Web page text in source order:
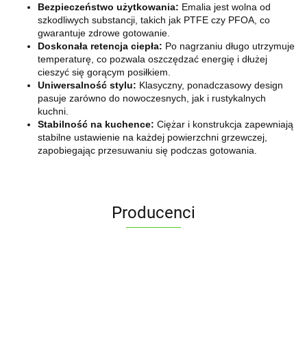
Bezpieczeństwo użytkowania: Emalia jest wolna od
szkodliwych substancji, takich jak PTFE czy PFOA, co
gwarantuje zdrowe gotowanie.
Doskonała retencja ciepła: Po nagrzaniu długo utrzymuje
temperaturę, co pozwala oszczędzać energię i dłużej
cieszyć się gorącym posiłkiem.
Uniwersalność stylu: Klasyczny, ponadczasowy design
pasuje zarówno do nowoczesnych, jak i rustykalnych
kuchni.
Stabilność na kuchence: Ciężar i konstrukcja zapewniają
stabilne ustawienie na każdej powierzchni grzewczej,
zapobiegając przesuwaniu się podczas gotowania.
Producenci